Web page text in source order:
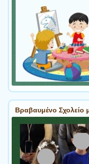
Βραβαυμένο Σχολείο